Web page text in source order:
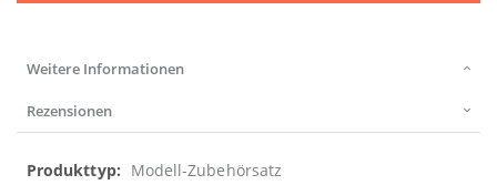
Weitere Informationen
Rezensionen
Weitere
Modell-Zubehörsatz